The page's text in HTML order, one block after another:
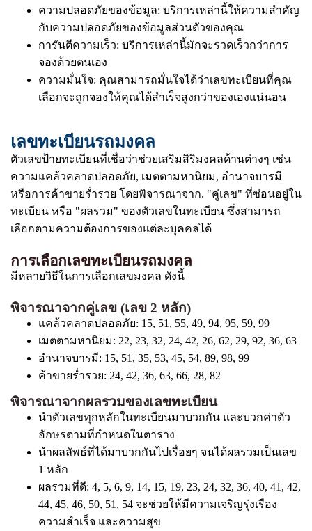
ความปลอดภัยของข้อมูล: บริการเหล่านี้ให้ความสำคัญ
กับความปลอดภัยของข้อมูลส่วนตัวของคุณ
การันตีความเร็ว: บริการเหล่านี้มักจะรวดเร็วกว่าการ
จองด้วยตนเอง
ความมั่นใจ: คุณสามารถมั่นใจได้ว่าเลขทะเบียนที่คุณ
เลือกจะถูกจองให้คุณได้สำเร็จสูงกว่าของเองแน่นอน
เลขทะเบียนรถมงคล
ตัวเลขป้ายทะเบียนที่เชื่อว่าช่วยเสริมสิริมงคลด้านต่างๆ เช่น
ความแคล้วคลาดปลอดภัย, เมตตามหานิยม, อำนาจบารมี
หรือการค้าขายร่ำรวย โดยพิจารณาจาก. "คู่เลข" ที่ซ่อนอยู่ใน
ทะเบียน หรือ "ผลรวม" ของตัวเลขในทะเบียน ซึ่งสามารถ
เลือกตามความต้องการของแต่ละบุคคลได้
การเลือกเลขทะเบียนรถมงคล
มีหลายวิธีในการเลือกเลขมงคล ดังนี้
พิจารณาจากคู่เลข (เลข 2 หลัก)
แคล้วคลาดปลอดภัย: 15, 51, 55, 49, 94, 95, 59, 99
เมตตามหานิยม: 22, 23, 32, 24, 42, 26, 62, 29, 92, 36, 63
อำนาจบารมี: 15, 51, 35, 53, 45, 54, 89, 98, 99
ค้าขายร่ำรวย: 24, 42, 36, 63, 66, 28, 82
พิจารณาจากผลรวมของเลขทะเบียน
นำตัวเลขทุกหลักในทะเบียนมาบวกกัน และบวกค่าตัว
อักษรตามที่กำหนดในตาราง
นำผลลัพธ์ที่ได้มาบวกกันไปเรื่อยๆ จนได้ผลรวมเป็นเลข
1 หลัก
ผลรวมที่ดี: 4, 5, 6, 9, 14, 15, 19, 23, 24, 32, 36, 40, 41, 42,
44, 45, 46, 50, 51, 54 จะช่วยให้มีความเจริญรุ่งเรือง
ความสำเร็จ และความสุข